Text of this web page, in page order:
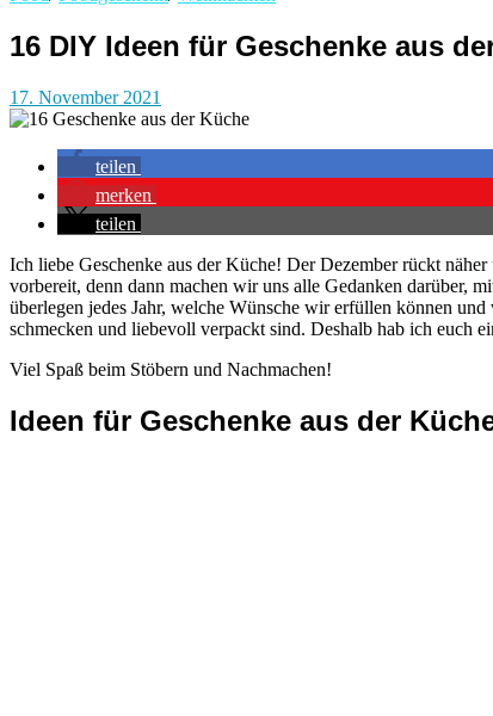
16 DIY Ideen für Geschenke aus
17. November 2021
teilen
merken
teilen
Ich liebe Geschenke aus der Küche! Der Dezember rückt
vorbereit, denn dann machen wir uns alle Gedanken darüber,
überlegen jedes Jahr, welche Wünsche wir erfüllen können
schmecken und liebevoll verpackt sind. Deshalb hab ich euch
Viel Spaß beim Stöbern und Nachmachen!
Ideen für Geschenke aus der